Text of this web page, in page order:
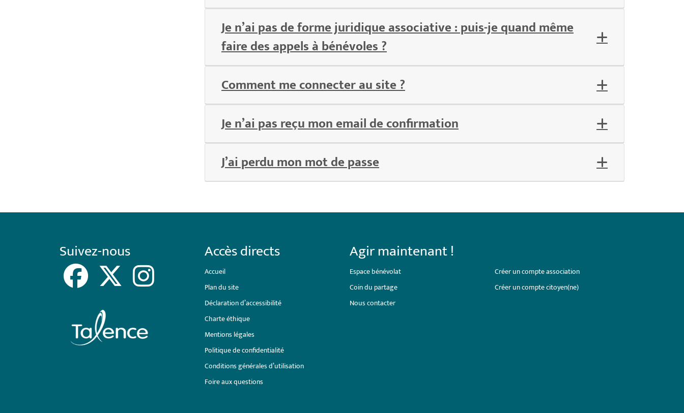
Je n’ai pas de forme juridique associative : puis-je quand même
faire des appels à bénévoles ?
Comment me connecter au site ?
Je n’ai pas reçu mon email de confirmation
J’ai perdu mon mot de passe
Suivez-nous Accès directs
Accueil
Plan du site
Déclaration d’accessibilité
Charte éthique
Mentions légales
Politique de confidentialité
Conditions générales d’utilisation
Foire aux questions
Agir maintenant !
Espace bénévolat
Coin du partage
Nous contacter
Créer un compte association
Créer un compte citoyen(ne)